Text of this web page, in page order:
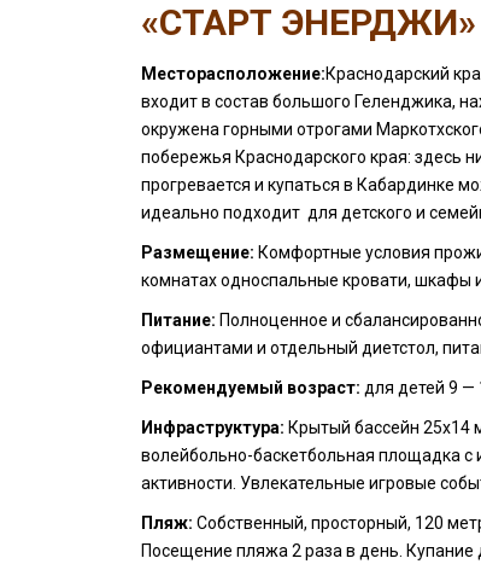
«СТАРТ
Месторасположение:Краснодарский
входит в состав большого Геленджика,
окружена горными отрогами
побережья Краснодарского края: здесь
прогревается и купаться в Кабардинке
идеально подходит для детского и
Размещение: Комфортные условия
комнатах односпальные кровати, шкафы
Питание: Полноценное и
официантами и отдельный диетстол,
Рекомендуемый возраст: для детей 9 —
Инфраструктура: Крытый бассейн 25х14
волейбольно-баскетбольная площадка с
активности. Увлекательные игровые
Пляж: Собственный, просторный, 120
Посещение пляжа 2 раза в день.